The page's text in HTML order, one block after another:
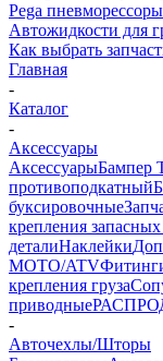
Pega
Автожидкости для
Как выбрать
Главная
-
Каталог
-
Аксессуары
АксессуарыБампер
противоподкатный
буксировочные
крепления запасных
деталиНаклейки
MOTO/ATV
крепления груза
приводные
-
Авточехлы/Шторы